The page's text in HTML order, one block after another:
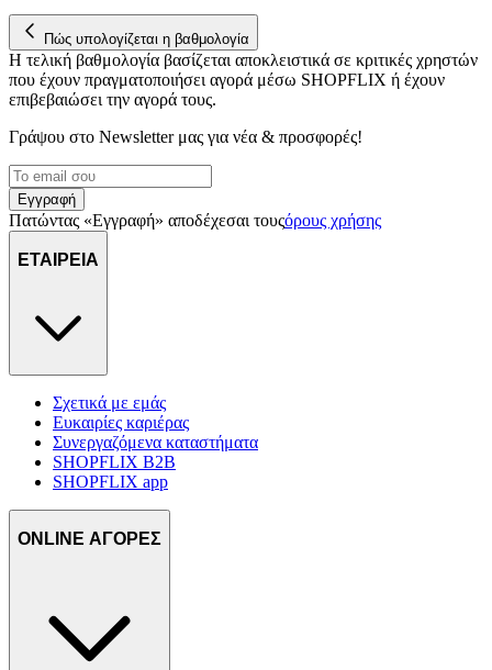
Πώς υπολογίζεται η βαθμολογία
Η τελική βαθμολογία βασίζεται αποκλειστικά σε κριτικές χρηστών
που έχουν πραγματοποιήσει αγορά μέσω SHOPFLIX ή έχουν
επιβεβαιώσει την αγορά τους.
Γράψου στο Νewsletter μας για νέα & προσφορές!
Εγγραφή
Πατώντας «Εγγραφή» αποδέχεσαι τουςόρους χρήσης
ΕΤΑΙΡΕΙΑ
Σχετικά με εμάς
Ευκαιρίες καριέρας
Συνεργαζόμενα καταστήματα
SHOPFLIX B2B
SHOPFLIX app
ONLINE ΑΓΟΡΕΣ